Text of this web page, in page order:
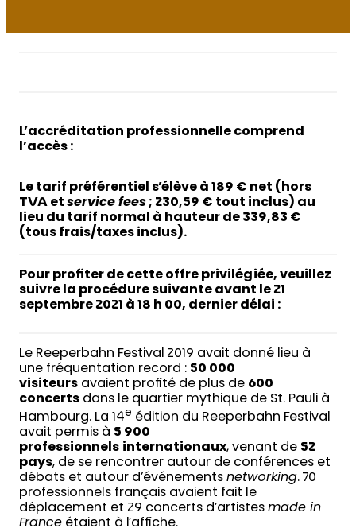
L’accréditation professionnelle comprend
l’accès :
Le tarif préférentiel s’élève à 189 € net (hors
TVA et service fees ; 230,59 € tout inclus) au
lieu du tarif normal à hauteur de 339,83 €
(tous frais/taxes inclus).
Pour profiter de cette offre privilégiée, veuillez
suivre la procédure suivante avant le 21
septembre 2021 à 18 h 00, dernier délai :
Le Reeperbahn Festival 2019 avait donné lieu à
une fréquentation record : 50 000
visiteurs avaient profité de plus de 600
concerts dans le quartier mythique de St. Pauli à
Hambourg. La 14e édition du Reeperbahn Festival
avait permis à 5 900
professionnels internationaux, venant de 52
pays, de se rencontrer autour de conférences et
débats et autour d’événements networking. 70
professionnels français avaient fait le
déplacement et 29 concerts d’artistes made in
France étaient à l’affiche.